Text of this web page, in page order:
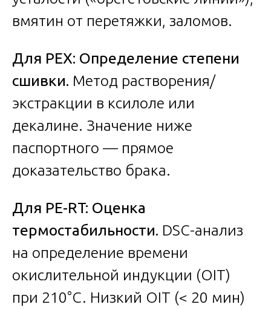
вмятин от перетяжки, заломов.
Для PEX: Определение степени
сшивки. Метод растворения/
экстракции в ксилоле или
декалине. Значение ниже
паспортного — прямое
доказательство брака.
Для PE-RT: Оценка
термостабильности. DSC-анализ
на определение времени
окислительной индукции (ОІТ)
при 210°C. Низкий OIT (< 20 мин)